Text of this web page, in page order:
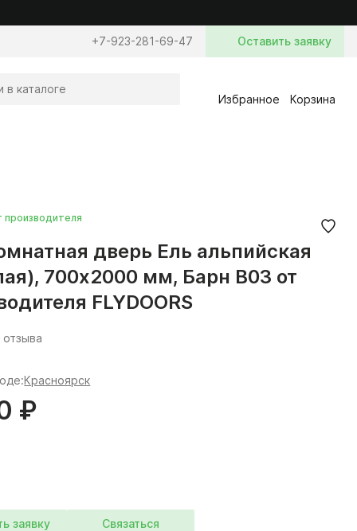
+7-923-281-69-47 Оставить заявку
Избранное Корзина
производителя
дверь Ель альпийская
700x2000 мм, Барн B03 от
FLYDOORS
отзыва
Красноярск
₽
заявку Связаться